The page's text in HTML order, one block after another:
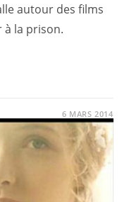
autour des films
à la prison.
6 MARS 2014